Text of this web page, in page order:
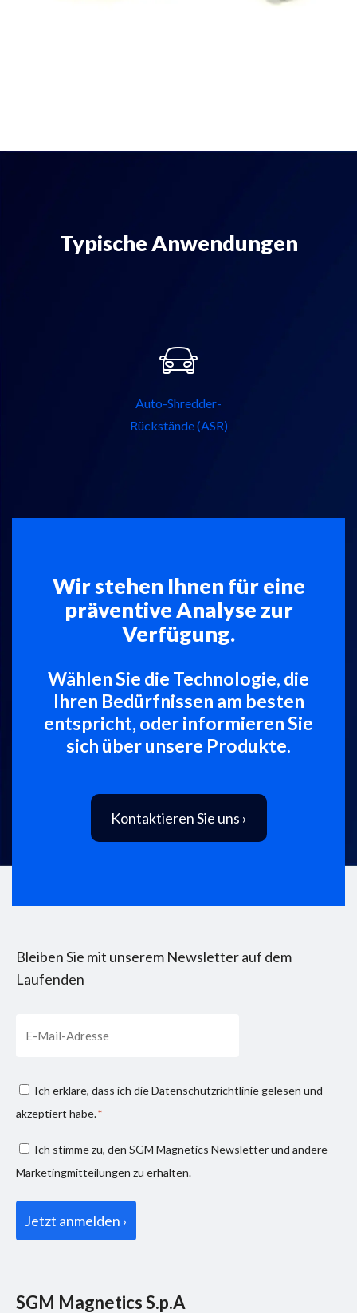
Typische Anwendungen
Auto-Shredder-
Rückstände (ASR)
Wir stehen Ihnen für eine
präventive Analyse zur
Verfügung.
Wählen Sie die Technologie, die
Ihren Bedürfnissen am besten
entspricht, oder informieren Sie
sich über unsere Produkte.
Kontaktieren Sie uns ›
Bleiben Sie mit unserem Newsletter auf dem
Laufenden
Consenso
privacy
Ich erkläre, dass ich dieDatenschutzrichtlinie gelesen und
akzeptiert habe.*
Consenso
marketing
Ich stimme zu, den SGM Magnetics Newsletter und andere
Marketingmitteilungen zu erhalten.
SGM Magnetics S.p.A